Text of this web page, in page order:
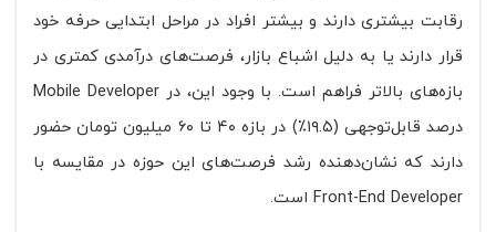
رقابت بیشتری دارند و بیشتر افراد در مراحل ابتدایی حرفه خود
قرار دارند یا به دلیل اشباع بازار، فرصت‌های درآمدی کمتری در
بازه‌های بالاتر فراهم است. با وجود این، در Mobile Developer
درصد قابل‌توجهی (۱۹.۵٪) در بازه ۴۰ تا ۶۰ میلیون تومان حضور
دارند که نشان‌دهنده رشد فرصت‌های این حوزه در مقایسه با
Front-End Developer است.